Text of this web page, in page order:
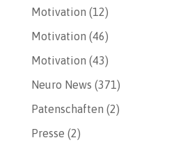
Motivation (12)
Motivation (46)
Motivation (43)
Neuro News (371)
Patenschaften (2)
Presse (2)